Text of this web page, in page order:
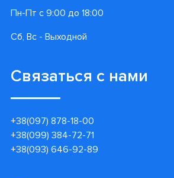
Пн-Пт с 9:00 до 18:00
Сб, Вс - Выходной
Связаться с нами
+38(097) 878-18-00
+38(099) 384-72-71
+38(093) 646-92-89